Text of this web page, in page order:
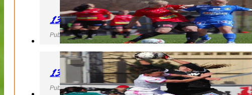
130427 LB 07 – QBIK
Publicerad 27 April 2013, 22:40
130427 IF Limhamn Bunkeflo – QBIK
Publicerad 27 April 2013, 21:10